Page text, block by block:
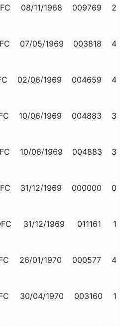
08/11/1968 009769 2
07/05/1969 003818 4
02/06/1969 004659 4
10/06/1969 004883 3
10/06/1969 004883 3
31/12/1969 000000 0
31/12/1969 011161 1
26/01/1970 000577 4
30/04/1970 003160 1